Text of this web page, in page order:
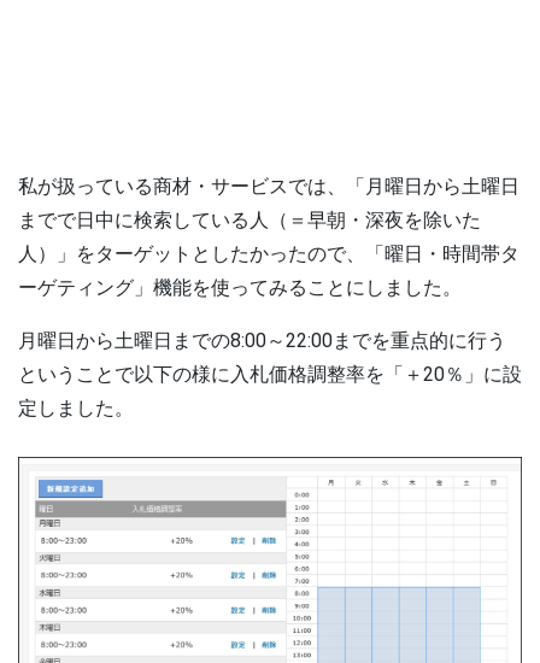
私が扱っている商材・サービスでは、「月曜日から土曜日
までで日中に検索している人（＝早朝・深夜を除いた
人）」をターゲットとしたかったので、「曜日・時間帯タ
ーゲティング」機能を使ってみることにしました。
月曜日から土曜日までの8:00～22:00までを重点的に行う
ということで以下の様に入札価格調整率を「＋20％」に設
定しました。